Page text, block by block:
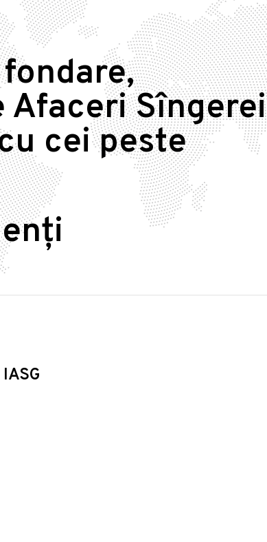
Afaceri Sîngerei
cei peste